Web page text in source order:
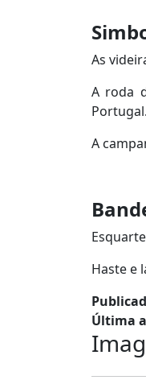
As
A roda
Portugal.
A
Haste e
Última